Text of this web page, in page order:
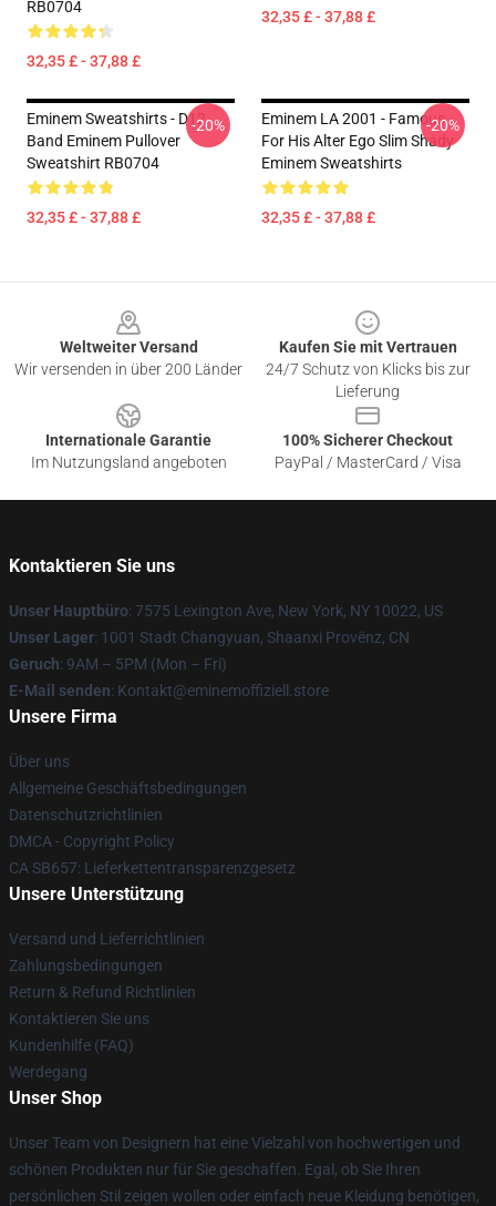
RB0704
32,35 £ - 37,88 £
32,35 £ - 37,88 £
Eminem Sweatshirts - D12
Band Eminem Pullover
Sweatshirt RB0704
32,35 £ - 37,88 £
-20%
Eminem LA 2001 - Famous
For His Alter Ego Slim Shady
Eminem Sweatshirts
32,35 £ - 37,88 £
-20%
Weltweiter Versand
Wir versenden in über 200 Länder
Kaufen Sie mit Vertrauen
24/7 Schutz von Klicks bis zur
Lieferung
Internationale Garantie
Im Nutzungsland angeboten
100% Sicherer Checkout
PayPal / MasterCard / Visa
Kontaktieren Sie uns
Unser Hauptbüro: 7575 Lexington Ave, New York, NY 10022, US
Unser Lager: 1001 Stadt Changyuan, Shaanxi Provënz, CN
Geruch: 9AM – 5PM (Mon – Fri)
E-Mail senden: Kontakt@eminemoffiziell.store
Unsere Firma
Über uns
Allgemeine Geschäftsbedingungen
Datenschutzrichtlinien
DMCA - Copyright Policy
CA SB657: Lieferkettentransparenzgesetz
Unsere Unterstützung
Versand und Lieferrichtlinien
Zahlungsbedingungen
Return & Refund Richtlinien
Kontaktieren Sie uns
Kundenhilfe (FAQ)
Werdegang
Unser Shop
Unser Team von Designern hat eine Vielzahl von hochwertigen und
schönen Produkten nur für Sie geschaffen. Egal, ob Sie Ihren
persönlichen Stil zeigen wollen oder einfach neue Kleidung benötigen,